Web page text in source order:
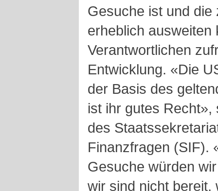
Gesuche ist und die
erheblich ausweiten
Verantwortlichen
Entwicklung. «Die
der Basis des
ist ihr gutes Recht»,
des
Finanzfragen (SIF).
Gesuche würden
wir sind nicht bereit,